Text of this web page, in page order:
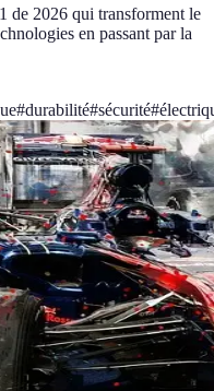
de 2026 qui transforment le
en passant par la
#durabilité#sécurité#